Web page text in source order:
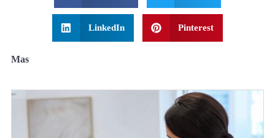
LinkedIn Pinterest
Mas